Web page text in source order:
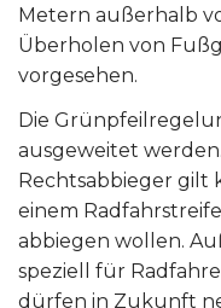
Metern außerhalb
Überholen von
vorgesehen.
Die
ausgeweitet
Rechtsabbieger gilt
einem
abbiegen wollen.
speziell für
dürfen in Zukunft